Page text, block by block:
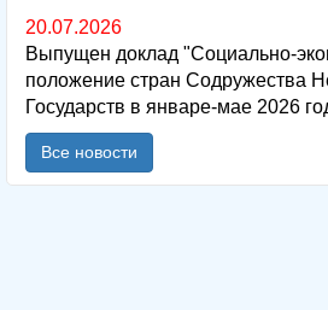
20.07.2026
Выпущен доклад "Социально-
положение стран Содружества
Государств в январе-мае 2026
Все новости